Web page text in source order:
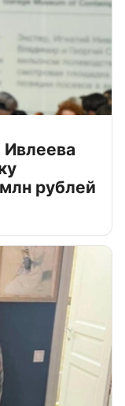
Ивлеева
рублей